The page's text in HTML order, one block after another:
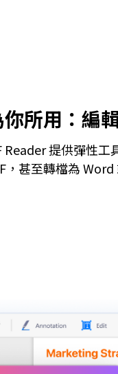
你所用：編
Reader 提供彈性
，甚至轉檔為